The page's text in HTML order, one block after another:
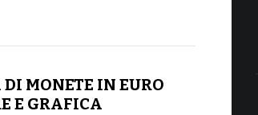
MONETE IN EURO
E GRAFICA